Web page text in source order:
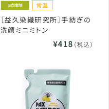
［益久染織研究所］手紡ぎの
洗顔ミニミトン
¥418 （税込）